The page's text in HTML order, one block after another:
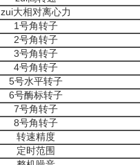
zui大相对离心力
1号角转子
2号角转子
3号角转子
4号角转子
5号水平转子
6号酶标转子
7号角转子
8号角转子
转速精度
定时范围